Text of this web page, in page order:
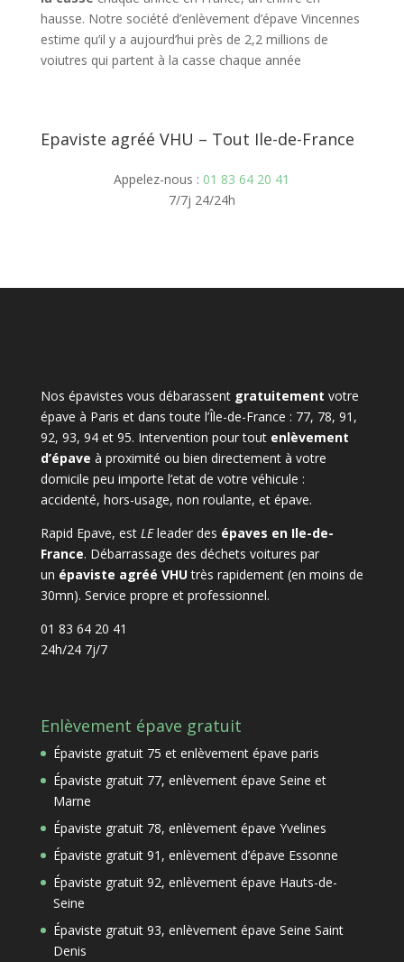
hausse. Notre société d’enlèvement d’épave Vincennes
estime qu’il y a aujourd’hui près de 2,2 millions de
voiutres qui partent à la casse chaque année
Epaviste agréé VHU – Tout Ile-de-France
Appelez-nous : 01 83 64 20 41
7/7j 24/24h
Nos épavistes vous débarassent gratuitement votre
épave à Paris et dans toute l’Île-de-France : 77, 78, 91,
92, 93, 94 et 95. Intervention pour tout enlèvement
d’épave à proximité ou bien directement à votre
domicile peu importe l’etat de votre véhicule :
accidenté, hors-usage, non roulante, et épave.
Rapid Epave, est LEleader des épaves en Ile-de-
France. Débarrassage des déchets voitures par
un épaviste agréé VHUtrès rapidement (en moins de
30mn). Service propre et professionnel.
01 83 64 20 41
24h/24 7j/7
Enlèvement épave gratuit
Épaviste gratuit 75 et enlèvement épave paris
Épaviste gratuit 77, enlèvement épave Seine et
Marne
Épaviste gratuit 78, enlèvement épave Yvelines
Épaviste gratuit 91, enlèvement d’épave Essonne
Épaviste gratuit 92, enlèvement épave Hauts-de-
Seine
Épaviste gratuit 93, enlèvement épave Seine Saint
Denis